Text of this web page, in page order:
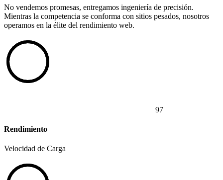
No vendemos promesas, entregamos ingeniería de precisión.
Mientras la competencia se conforma con sitios pesados, nosotros
operamos en la élite del rendimiento web.
97
Rendimiento
Velocidad de Carga